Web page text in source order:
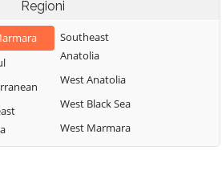
Regioni
Southeast
Anatolia
West Anatolia
West Black Sea
West Marmara